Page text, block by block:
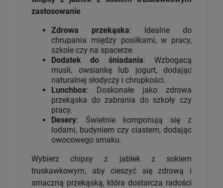
zastosowanie
Zdrowa przekąska: Idealne do
chrupania między posiłkami, w pracy,
szkole czy na spacerze.
Dodatek do śniadania: Wzbogacą
musli, owsiankę lub jogurt, dodając
naturalnej słodyczy i chrupkości.
Lunchbox: Doskonałe jako zdrowa
przekąska do zabrania do szkoły czy
pracy.
Desery: Świetnie komponują się z
lodami, budyniem czy ciastem, dodając
owocowego smaku.
Wybierz chipsy z jabłek z sokiem
truskawkowym, aby cieszyć się zdrową i
smaczną przekąską, która dostarcza radości